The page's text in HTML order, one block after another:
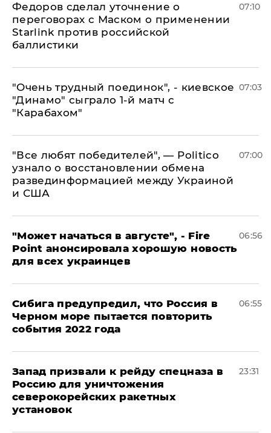
Федоров сделал уточнение о
переговорах с Маском о применении
Starlink против российской
баллистики
07:10
"Очень трудный поединок", - киевское
"Динамо" сыграло 1-й матч с
"Карабахом"
07:03
​"Все любят победителей", — Politico
узнало о восстановлении обмена
развединформацией между Украиной
и США
07:00
"Может начаться в августе", - Fire
Point анонсировала хорошую новость
для всех украинцев
06:56
Сибига предупредил, что Россия в
Черном море пытается повторить
события 2022 года
06:55
Запад призвали к рейду спецназа в
Россию для уничтожения
северокорейских ракетных
установок
23:31